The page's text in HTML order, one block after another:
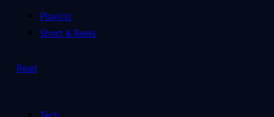
Playlist
Short & Reels
Read